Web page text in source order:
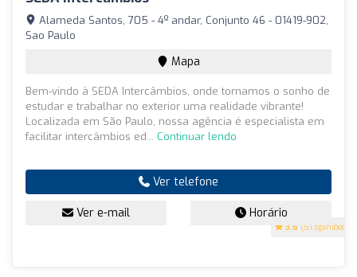
3.6 (51 opiniões)
Alameda Santos, 705 - 4º andar, Conjunto 46 - 01419-902,
Sao Paulo
Mapa
Bem-vindo à SEDA Intercâmbios, onde tornamos o sonho de
estudar e trabalhar no exterior uma realidade vibrante!
Localizada em São Paulo, nossa agência é especialista em
facilitar intercâmbios ed... Continuar lendo
Ver telefone
Ver e-mail Horário